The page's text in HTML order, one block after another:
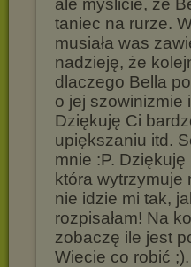
ale myślicie, że
taniec na rurze.
musiała was
nadzieję, że
dlaczego Bella
o jej szowinizmie
Dziękuję Ci
upiększaniu itd.
mnie :P.
która wytrzymuje
nie idzie mi tak,
rozpisałam! Na
zobaczę ile jest
Wiecie co robić ;).